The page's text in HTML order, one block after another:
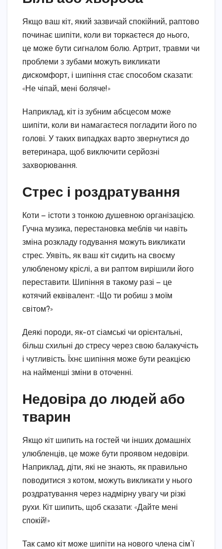
Якщо ваш кіт, який зазвичай спокійний, раптово
починає шипіти, коли ви торкаєтеся до нього,
це може бути сигналом болю. Артрит, травми чи
проблеми з зубами можуть викликати
дискомфорт, і шипіння стає способом сказати:
«Не чіпай, мені боляче!»
Наприклад, кіт із зубним абсцесом може
шипіти, коли ви намагаєтеся погладити його по
голові. У таких випадках варто звернутися до
ветеринара, щоб виключити серйозні
захворювання.
Стрес і роздратування
Коти — істоти з тонкою душевною організацією.
Гучна музика, перестановка меблів чи навіть
зміна розкладу годування можуть викликати
стрес. Уявіть, як ваш кіт сидить на своєму
улюбленому кріслі, а ви раптом вирішили його
переставити. Шипіння в такому разі — це
котячий еквівалент: «Що ти робиш з моїм
світом?»
Деякі породи, як-от сіамські чи орієнтальні,
більш схильні до стресу через свою балакучість
і чутливість. Їхнє шипіння може бути реакцією
на найменші зміни в оточенні.
Недовіра до людей або
тварин
Якщо кіт шипить на гостей чи інших домашніх
улюбленців, це може бути проявом недовіри.
Наприклад, діти, які не знають, як правильно
поводитися з котом, можуть викликати у нього
роздратування через надмірну увагу чи різкі
рухи. Кіт шипить, щоб сказати: «Дайте мені
спокій!»
Так само кіт може шипіти на нового члена сім’ї